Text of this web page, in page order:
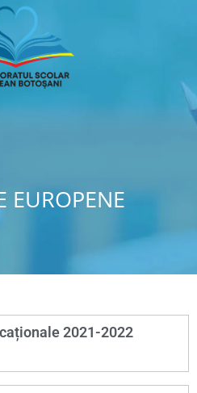
EUROPENE
2021-2022